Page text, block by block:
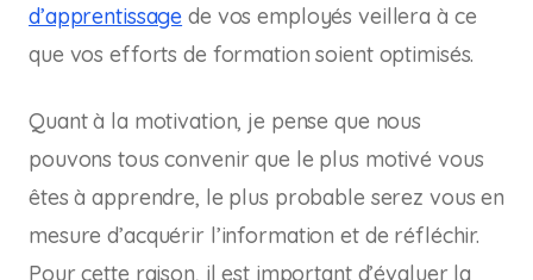
d’apprentissage de vos employés veillera à ce
que vos efforts de formation soient optimisés.
Quant à la motivation, je pense que nous
pouvons tous convenir que le plus motivé vous
êtes à apprendre, le plus probable serez vous en
mesure d’acquérir l’information et de réfléchir.
Pour cette raison, il est important d’évaluer la